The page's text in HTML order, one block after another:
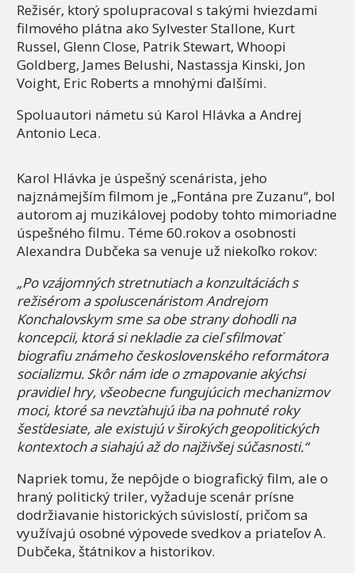
Režisér, ktorý spolupracoval s takými hviezdami
filmového plátna ako Sylvester Stallone, Kurt
Russel, Glenn Close, Patrik Stewart, Whoopi
Goldberg, James Belushi, Nastassja Kinski, Jon
Voight, Eric Roberts a mnohými ďalšími.
Spoluautori námetu sú Karol Hlávka a Andrej
Antonio Leca.
Karol Hlávka je úspešný scenárista, jeho
najznámejším filmom je „Fontána pre Zuzanu“, bol
autorom aj muzikálovej podoby tohto mimoriadne
úspešného filmu. Téme 60.rokov a osobnosti
Alexandra Dubčeka sa venuje už niekoľko rokov:
„Po vzájomných stretnutiach a konzultáciách s
režisérom a spoluscenáristom Andrejom
Konchalovskym sme sa obe strany dohodli na
koncepcii, ktorá si nekladie za cieľ sfilmovať
biografiu známeho československého reformátora
socializmu. Skôr nám ide o zmapovanie akýchsi
pravidiel hry, všeobecne fungujúcich mechanizmov
moci, ktoré sa nevzťahujú iba na pohnuté roky
šesťdesiate, ale existujú v širokých geopolitických
kontextoch a siahajú až do najživšej súčasnosti.“
Napriek tomu, že nepôjde o biografický film, ale o
hraný politický triler, vyžaduje scenár prísne
dodržiavanie historických súvislostí, pričom sa
využívajú osobné výpovede svedkov a priateľov A.
Dubčeka, štátnikov a historikov.